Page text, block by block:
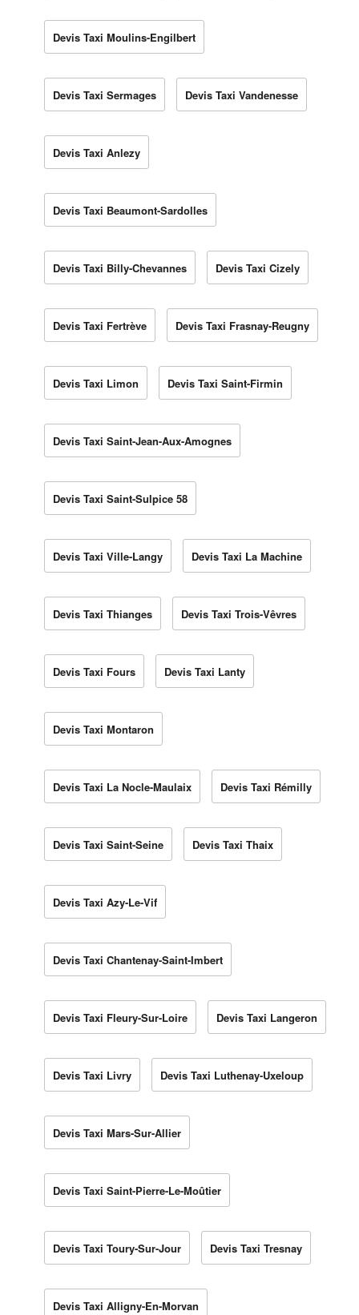
Devis Taxi Moulins-Engilbert
Devis Taxi Sermages Devis Taxi Vandenesse
Devis Taxi Anlezy
Devis Taxi Beaumont-Sardolles
Devis Taxi Billy-Chevannes Devis Taxi Cizely
Devis Taxi Fertrève Devis Taxi Frasnay-Reugny
Devis Taxi Limon Devis Taxi Saint-Firmin
Devis Taxi Saint-Jean-Aux-Amognes
Devis Taxi Saint-Sulpice 58
Devis Taxi Ville-Langy Devis Taxi La Machine
Devis Taxi Thianges Devis Taxi Trois-Vêvres
Devis Taxi Fours Devis Taxi Lanty
Devis Taxi Montaron
Devis Taxi La Nocle-Maulaix Devis Taxi Rémilly
Devis Taxi Saint-Seine Devis Taxi Thaix
Devis Taxi Azy-Le-Vif
Devis Taxi Chantenay-Saint-Imbert
Devis Taxi Fleury-Sur-Loire Devis Taxi Langeron
Devis Taxi Livry Devis Taxi Luthenay-Uxeloup
Devis Taxi Mars-Sur-Allier
Devis Taxi Saint-Pierre-Le-Moûtier
Devis Taxi Toury-Sur-Jour Devis Taxi Tresnay
Devis Taxi Alligny-En-Morvan